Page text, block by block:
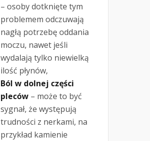
– osoby dotknięte tym
problemem odczuwają
nagłą potrzebę oddania
moczu, nawet jeśli
wydalają tylko niewielką
ilość płynów,
Ból w dolnej części
pleców – może to być
sygnał, że występują
trudności z nerkami, na
przykład kamienie